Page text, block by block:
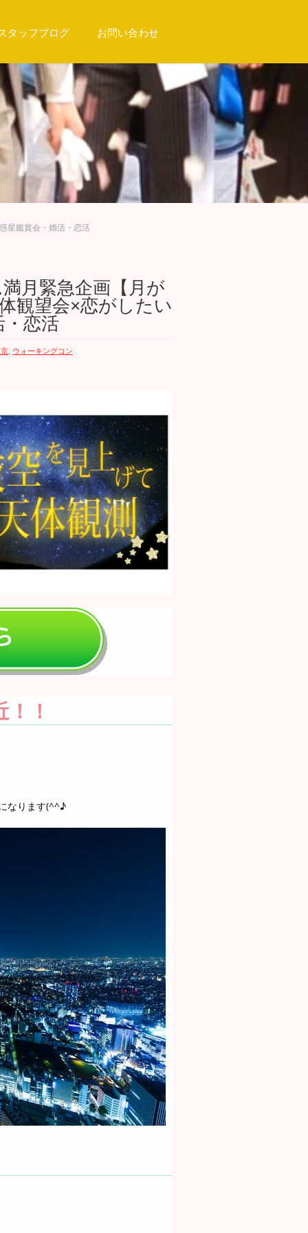
タッフブログ お問い合わせ
星鑑賞会・婚活・恋活
月緊急企画【月が
観望会×恋がしたい
・恋活
ウォーキングコン
！
なります(^^♪